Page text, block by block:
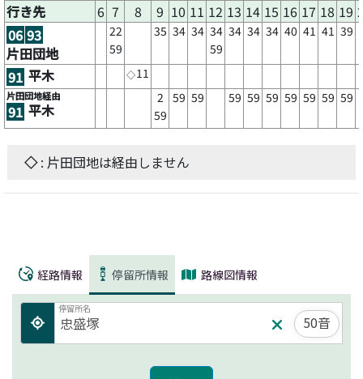
行き先
6 7 8 9 10 11 12 13 14 15 16 17 18 19
06 93
片田団地
22
59
35 34 34 34
59
34 34 34 40 41 41 39
91 平木 ◇11
片田団地経由
91 平木
2
59
59 59 59 59 59 59 59 59 59
◇: 片田団地は経由しません
経路情報 停留所情報 路線図情報
停留所名
50音